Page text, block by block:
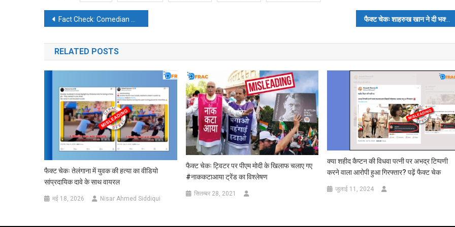
पोस्ट
नेविगेशन
Fact Check: Comedian Raju Srivastava did not die, fake news viral on social media फैक्ट चेकः शाहरुख खान ने दी भक्तों को चुनौती, दम है तो फिल्म
RELATED POSTS
फैक्ट चेकः तेलंगाना में युवक की हत्या का वीडियो
सांप्रदायिक दावे के साथ वायरल
मई 18, 2026 Nisar Ahmed Siddiqui
फैक्ट चेकः ट्विटर पर पीएम मोदी के खिलाफ चलाए गए
#नाककटाआया ट्रेंड का विश्लेषण
सितम्बर 28, 2021
क्या शहीद कैप्टन की विधवा पत्नी पर अभद्र टिप्पणी
करने वाला आरोपी हुआ गिरफ्तार? पढ़ें फैक्ट चेक
जुलाई 11, 2024